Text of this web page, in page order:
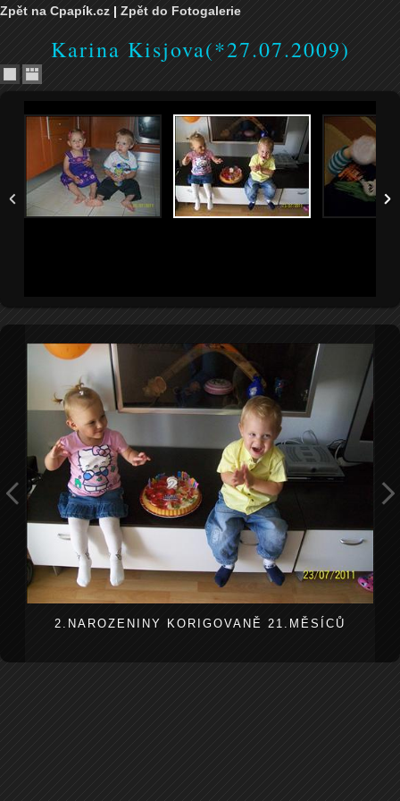
Zpět na Cpapík.cz | Zpět do Fotogalerie
Karina Kisjova(*27.07.2009)
2.NAROZENINY KORIGOVANĚ 21.MĚSÍCŮ